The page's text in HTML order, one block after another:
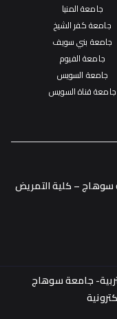
جامعة المنيا
جامعة كفر الشيخ
جامعة بني سويف
جامعة الفيوم
جامعة السويس
جامعة قناة السويس
– كلية التمريض